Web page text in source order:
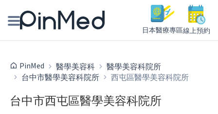
日本醫療專區線上預約
醫師專欄專訪
健康主題館
PinMed 醫學美容科
醫學美容科院所
台中市醫學美容科院所
西屯區醫學美容科院所
台中市西屯區醫學美容科院所